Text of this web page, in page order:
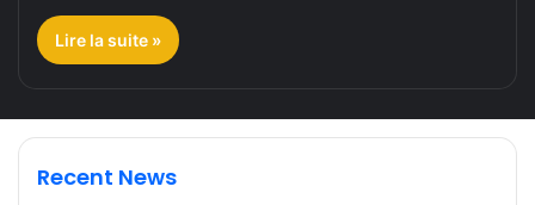
Lire la suite »
Recent News